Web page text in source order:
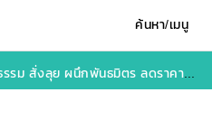
ค้นหา/เมนู
งลุย ผนึกพันธมิตร ลดราคาสินค้าเทศกาลกินเจ ดูแลค่าครองชีพคนไทยทั้งประเทศ